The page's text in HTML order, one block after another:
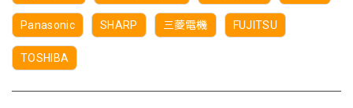
Panasonic SHARP 三菱電機 FUJITSU
TOSHIBA